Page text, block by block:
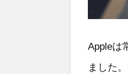
Appleは
ました